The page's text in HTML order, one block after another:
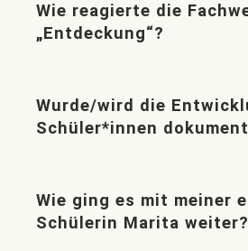
Wie reagierte die
„Entdeckung“?
Wurde/wird die
Schüler*innen
Wie ging es mit meiner
Schülerin Marita weiter?